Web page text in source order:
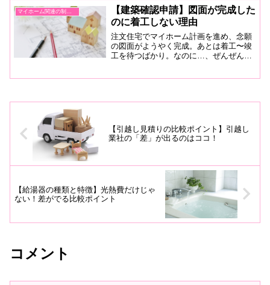
がトレンドです。さらに化学物質を知
り、建材もしっかり選択しましょう。
【建築確認申請】図面が完成した
のに着工しない理由
注文住宅でマイホーム計画を進め、念願
の図面がようやく完成。あとは着工〜竣
工を待つばかり。なのに…、ぜんぜん着
します。
【引越し見積りの比較ポイント】引越し
業社の「差」が出るのはココ！
【給湯器の種類と特徴】光熱費だけじゃ
ない！差がでる比較ポイント
コメント